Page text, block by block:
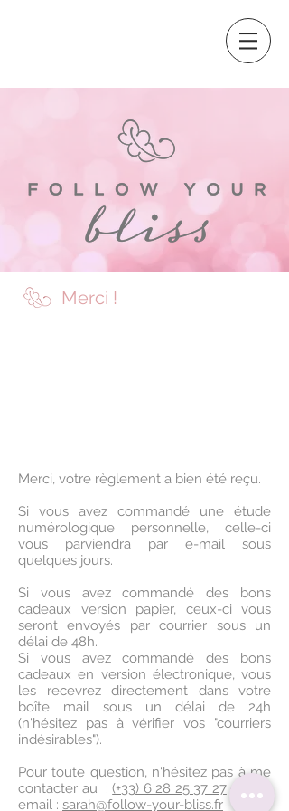
Merci !
Merci, votre règlement a bien été reçu.
Si vous avez commandé une étude
numérologique personnelle, celle-ci
vous parviendra par e-mail sous
quelques jours.
Si vous avez commandé des bons
cadeaux version papier, ceux-ci vous
seront envoyés par courrier sous un
délai de 48h.
Si vous avez commandé des bons
cadeaux en version électronique, vous
les recevrez directement dans votre
boîte mail sous un délai de 24h
(n'hésitez pas à vérifier vos "courriers
indésirables").
Pour toute question, n'hésitez pas à me
contacter au :(+33) 6 28 25 37 27ou par
email : sarah@follow-your-bliss.fr